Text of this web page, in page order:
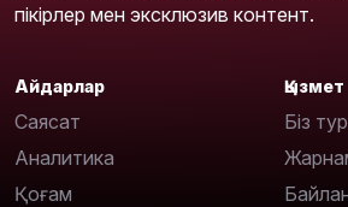
пікірлер мен эксклюзив контент.
Айдарлар
Саясат
Аналитика
Қоғам
Қызмет
Біз